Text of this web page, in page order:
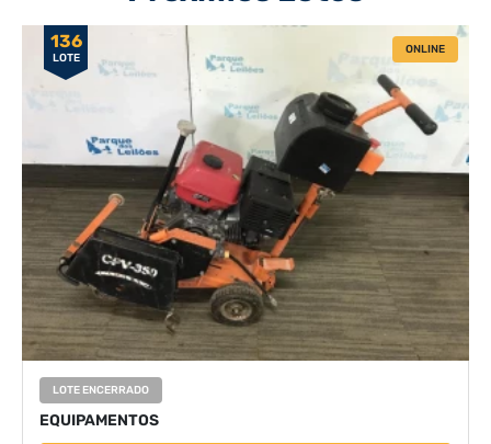
136
LOTE
ONLINE
LOTE ENCERRADO
EQUIPAMENTOS